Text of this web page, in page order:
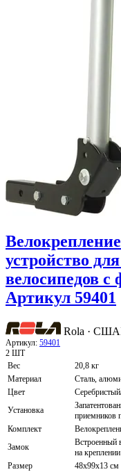
устройство
велосипедов
Артикул 59401
Rola · США
Артикул: 59401
2 ШТ
Вес
20,8 кг
Материал
Сталь,
Цвет
Установка
приемников
Комплект
Замок
Встроенный
на креплении
Размер
48х99х13 см